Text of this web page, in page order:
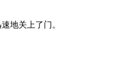
地关上了门。